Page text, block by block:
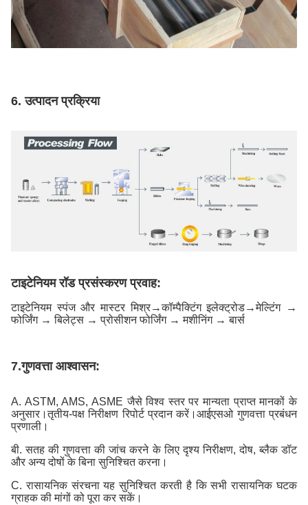
6. उत्पादन प्रक्रिया
टाइटेनियम रॉड प्रसंस्करण प्रवाह:
टाइटेनियम स्पंज और मास्टर मिश्र→कॉम्पैक्टिंग इलेक्ट्रोड→मेल्टिंग →
फोर्जिंग → बिलेट्स → प्रोसीशन फोर्जिंग → मशीनिंग → बार्स
7.गुणवत्ता आश्वासन:
A. ASTM, AMS, ASME जैसे विश्व स्तर पर मान्यता प्राप्त मानकों के
अनुसार।तृतीय-पक्ष निरीक्षण रिपोर्ट प्रदान करें।आईएसओ गुणवत्ता प्रबंधन
प्रणाली।
बी. सतह की गुणवत्ता की जांच करने के लिए दृश्य निरीक्षण, दोष, ब्लैक डॉट
और अन्य दोषों के बिना सुनिश्चित करना।
C. रासायनिक संरचना यह सुनिश्चित करती है कि सभी रासायनिक घटक
ग्राहक की मांगों को पूरा कर सकें।